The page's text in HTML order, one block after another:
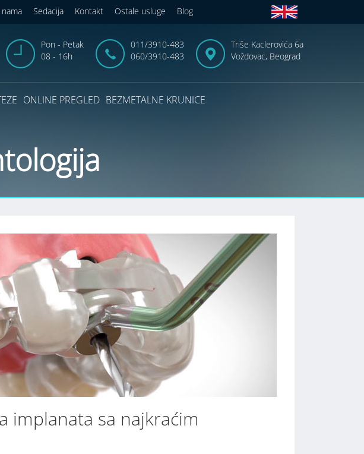
nama Sedacija Kontakt Ostale usluge Blog
Pon - Petak
08 - 16h
011/3910-483
060/3910-483
Triše Kaclerovića 6a
Voždovac, Beograd
BEZMETALNE KRUNICE
ONLINE PREGLED
implanata sa najkraćim